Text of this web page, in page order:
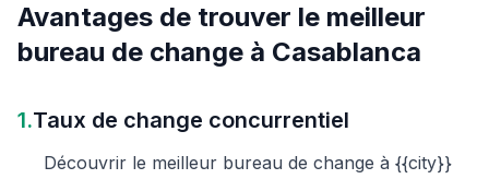
Avantages de trouver le meilleur
bureau de change à Casablanca
1.Taux de change concurrentiel
Découvrir le meilleur bureau de change à {{city}}